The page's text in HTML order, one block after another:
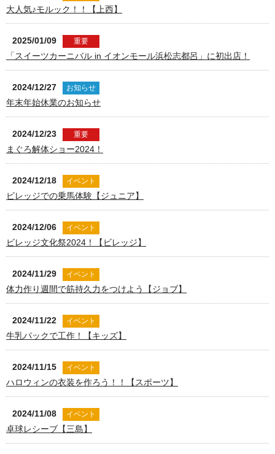
大人気♪モルック！！【上西】
2025/01/09 重要
「スイーツカーニバル in イオンモール浜松志都呂」に初出店！
2024/12/27 お知らせ
年末年始休業のお知らせ
2024/12/23 重要
まぐろ解体ショー2024！
2024/12/18 イベント
ビレッジでの乗馬体験【ジュニア】
2024/12/06 イベント
ビレッジ文化祭2024！【ビレッジ】
2024/11/29 イベント
体力作り週間で筋持久力をつけよう【ジョブ】
2024/11/22 イベント
牛乳パックで工作！【キッズ】
2024/11/15 イベント
ハロウィンの衣装を作ろう！！【スポーツ】
2024/11/08 イベント
卓球レシーブ【三島】